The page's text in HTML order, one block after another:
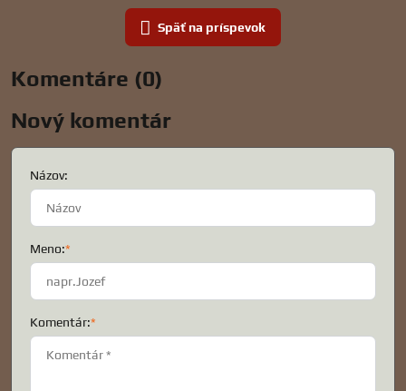
Späť na príspevok
Komentáre (0)
Nový komentár
Názov:
Meno:*
Komentár:*